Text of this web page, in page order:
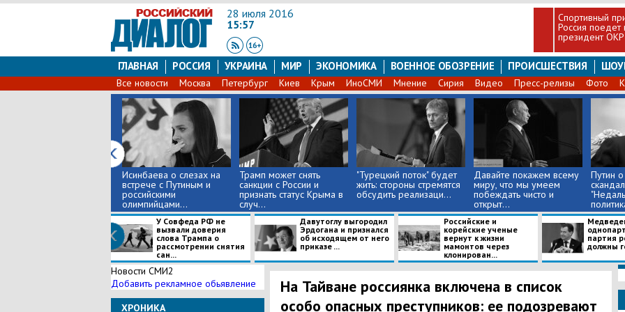
28 июля 2016
15:57
Спортивный
Россия
президент ОКР
ГЛАВНАЯ РОССИЯ УКРАИНА МИР ЭКОНОМИКА ВОЕННОЕ ОБОЗРЕНИЕ ПРОИСШЕСТВИЯ
Все новости Москва Петербург Киев Крым ИноСМИ Мнение Сирия Видео Пресс-релизы Фото
Исинбаева о слезах на
встрече с Путиным и
российскими
олимпийцами...
Трамп может снять
санкции с России и
признать статус Крыма в
случ...
"Турецкий поток" будет
жить: стороны стремятся
обсудить реализаци...
Давайте покажем всему
миру, что мы умеем
побеждать чисто и
открыт...
Путин
У Совфеда РФ не
вызвали доверия
слова Трампа о
рассмотрении снятия
сан...
Давутоглу выгородил
Эрдогана и признался
об исходящем от него
приказе ...
Российские и
корейские ученые
вернут к жизни
мамонтов через
клонирован...
партия
должны
Новости СМИ2
Добавить рекламное обьявление
ХРОНИКА
На Тайване россиянка включена в список
особо опасных преступников: ее подозревают